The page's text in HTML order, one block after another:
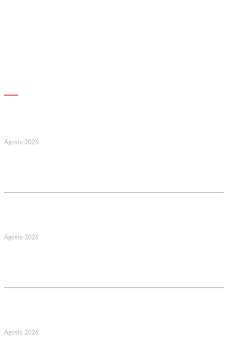
Agosto 2026
Agosto 2026
Agosto 2026